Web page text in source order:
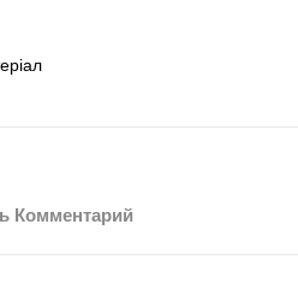
Комментарий